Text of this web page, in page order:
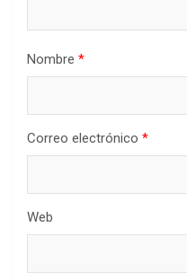
Nombre *
Correo electrónico *
Web